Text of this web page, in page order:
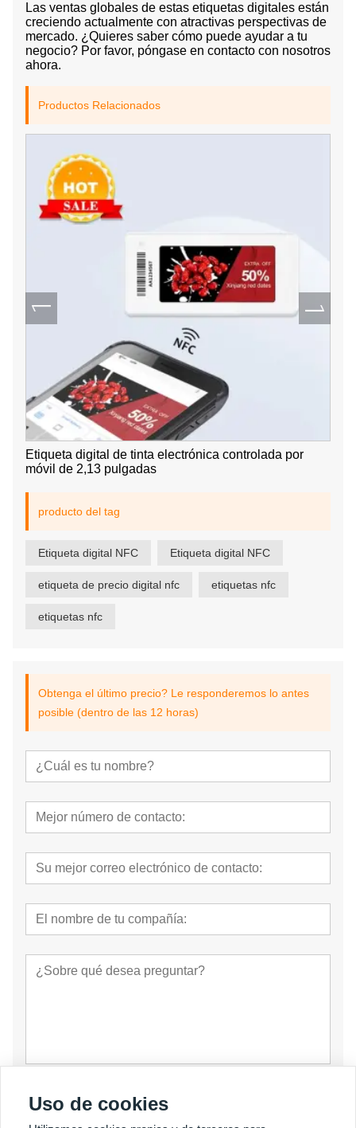
Las ventas globales de estas etiquetas digitales están
creciendo actualmente con atractivas perspectivas de
mercado. ¿Quieres saber cómo puede ayudar a tu
negocio? Por favor, póngase en contacto con nosotros
ahora.
Productos Relacionados
Etiqueta digital de tinta electrónica controlada por
móvil de 2,13 pulgadas
producto del tag
Etiqueta digital NFC Etiqueta digital NFC
etiqueta de precio digital nfc etiquetas nfc
etiquetas nfc
Obtenga el último precio? Le responderemos lo antes
posible (dentro de las 12 horas)
presentar
Uso de cookies